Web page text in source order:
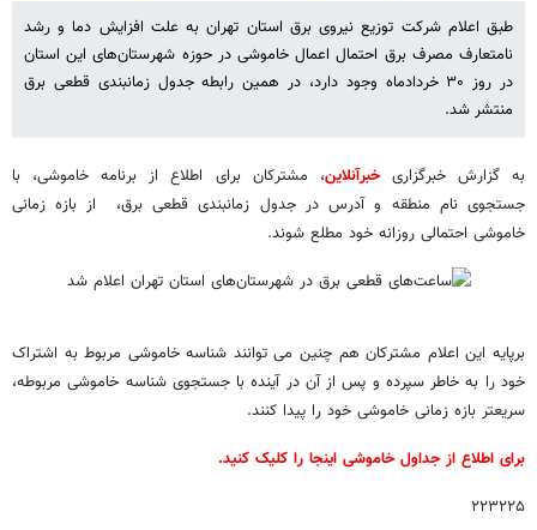
طبق اعلام شرکت توزیع نیروی برق استان تهران به علت افزایش دما و رشد
نامتعارف مصرف برق احتمال اعمال خاموشی در حوزه شهرستان‌های این استان
در روز ۳۰ خردادماه وجود دارد، در همین رابطه جدول زمانبندی قطعی برق
منتشر شد.
به گزارش خبرگزاریخبرآنلاین، مشترکان برای اطلاع از برنامه خاموشی، با
جستجوی نام منطقه و آدرس در جدول زمانبندی قطعی برق، از بازه زمانی
خاموشی احتمالی روزانه خود مطلع شوند.
برپایه این اعلام مشترکان هم چنین می توانند شناسه خاموشی مربوط به اشتراک
خود را به خاطر سپرده و پس از آن در آینده با جستجوی شناسه خاموشی مربوطه،
سریعتر بازه زمانی خاموشی خود را پیدا کنند.
برای اطلاع از جداول خاموشی اینجا را کلیک کنید.
۲۲۳۲۲۵